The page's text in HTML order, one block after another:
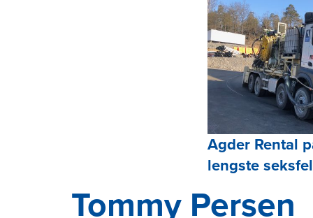
Agder Rental
lengste
Tommy Persen